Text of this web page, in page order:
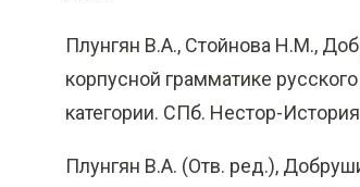
Плунгян В.А., Стойнова Н.М.,
корпусной грамматике
категории. СПб. Нестор-
Плунгян В.А. (Отв. ред.),